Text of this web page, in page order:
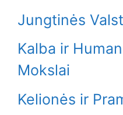
Jungtinės
Kalba ir
Mokslai
Kelionės ir